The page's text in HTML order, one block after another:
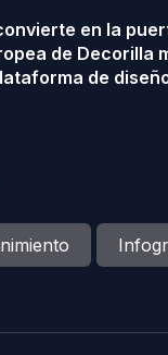
en la
de Decorilla
de